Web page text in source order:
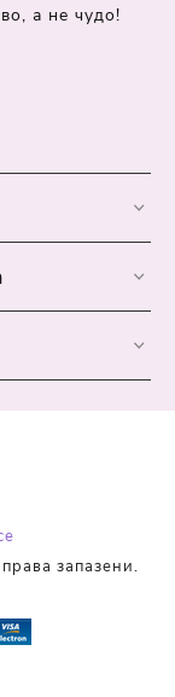
а не чудо!
запазени.